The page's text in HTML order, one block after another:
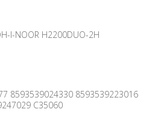
I-NOOR H2200DUO-2H
8593539024330 8593539223016
C35060